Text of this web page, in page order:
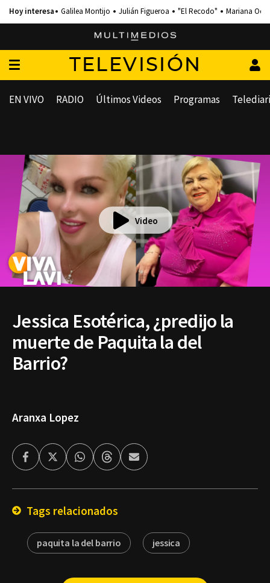
Galilea Montijo Julián Figueroa "El Recodo" Mariana
TELEVISIÓN
EN VIVO RADIO Últimos Videos Programas
Video
Jessica Esotérica, ¿predijo la
muerte de Paquita la del
Barrio?
Aranxa Lopez
FacebookTwitterWhatsappThreadsEnviar
por
Tags relacionados
paquita la del barrio jessica